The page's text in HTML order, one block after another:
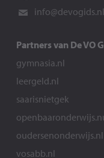
info@devogids.nl
Partners van De VO
gymnasia.nl
leergeld.nl
saarisnietgek
oudersenonderwijs.nl
vosabb.nl